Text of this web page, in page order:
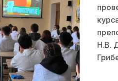
Н.В.